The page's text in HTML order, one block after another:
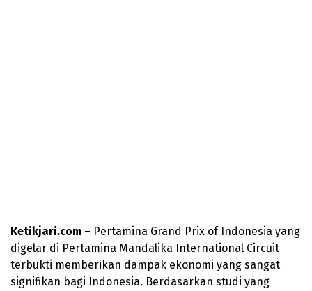
Ketikjari.com – Pertamina Grand Prix of Indonesia yang
digelar di Pertamina Mandalika International Circuit
terbukti memberikan dampak ekonomi yang sangat
signifikan bagi Indonesia. Berdasarkan studi yang